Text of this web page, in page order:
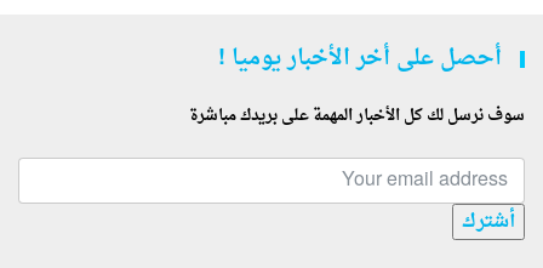
أحصل على أخر الأخبار يوميا !
سوف نرسل لك كل الأخبار المهمة على بريدك مباشرة
أشترك